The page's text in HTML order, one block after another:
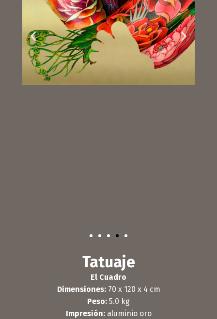
Tatuaje
El Cuadro
Dimensiones:70 x 120 x 4 cm
Peso: 5.0 kg
Impresión:aluminio oro